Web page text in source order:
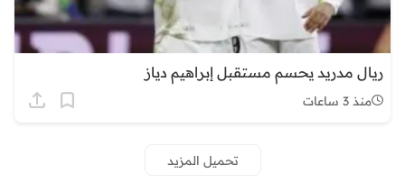
ريال مدريد يحسم مستقبل إبراهيم دياز
منذ 3 ساعات
تحميل المزيد